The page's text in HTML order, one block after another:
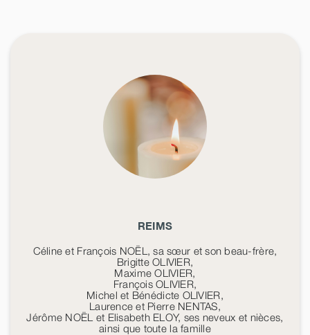
REIMS
Céline et François NOËL, sa sœur et son beau-frère,
Brigitte OLIVIER,
Maxime OLIVIER,
François OLIVIER,
Michel et Bénédicte OLIVIER,
Laurence et Pierre NENTAS,
Jérôme NOËL et Elisabeth ELOY, ses neveux et nièces,
ainsi que toute la famille